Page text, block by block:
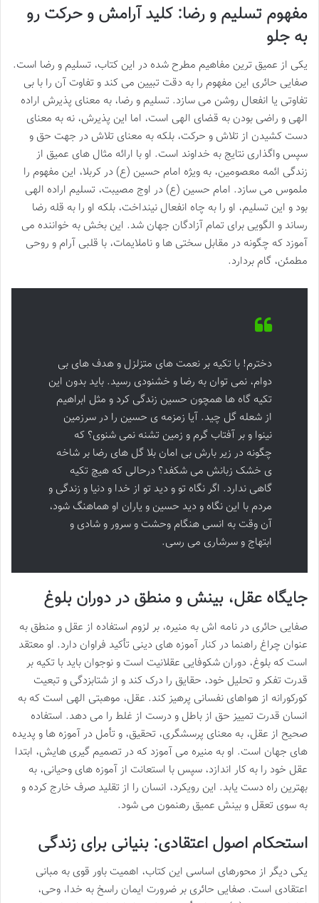
مفهوم تسلیم و رضا: کلید آرامش و حرکت رو
به جلو
یکی از عمیق ترین مفاهیم مطرح شده در این کتاب، تسلیم و رضا است.
صفایی حائری این مفهوم را به دقت تبیین می کند و تفاوت آن را با بی
تفاوتی یا انفعال روشن می سازد. تسلیم و رضا، به معنای پذیرش اراده
الهی و راضی بودن به قضای الهی است، اما این پذیرش، نه به معنای
دست کشیدن از تلاش و حرکت، بلکه به معنای تلاش در جهت حق و
سپس واگذاری نتایج به خداوند است. او با ارائه مثال های عمیق از
زندگی ائمه معصومین، به ویژه امام حسین (ع) در کربلا، این مفهوم را
ملموس می سازد. امام حسین (ع) در اوج مصیبت، تسلیم اراده الهی
بود و این تسلیم، او را به چاه انفعال نینداخت، بلکه او را به قله رضا
رساند و الگویی برای تمام آزادگان جهان شد. این بخش به خواننده می
آموزد که چگونه در مقابل سختی ها و ناملایمات، با قلبی آرام و روحی
مطمئن، گام بردارد.
دخترم! با تکیه بر نعمت های متزلزل و هدف های بی
دوام، نمی توان به رضا و خشنودی رسید. باید بدون این
تکیه گاه ها همچون حسین زندگی کرد و مثل ابراهیم
از شعله گل چید. آیا زمزمه ی حسین را در سرزمین
نینوا و بر آفتاب گرم و زمین تشنه نمی شنوی؟ که
چگونه در زیر بارش بی امان بلا گل های رضا بر شاخه
ی خشک زبانش می شکفد؟ درحالی که هیچ تکیه
گاهی ندارد. اگر نگاه تو و دید تو از خدا و دنیا و زندگی و
مردم با این نگاه و دید حسین و یاران او هماهنگ شود،
آن وقت به انسی هنگام وحشت و سرور و شادی و
ابتهاج و سرشاری می رسی.
جایگاه عقل، بینش و منطق در دوران بلوغ
صفایی حائری در نامه اش به منیره، بر لزوم استفاده از عقل و منطق به
عنوان چراغ راهنما در کنار آموزه های دینی تأکید فراوان دارد. او معتقد
است که بلوغ، دوران شکوفایی عقلانیت است و نوجوان باید با تکیه بر
قدرت تفکر و تحلیل خود، حقایق را درک کند و از شتابزدگی و تبعیت
کورکورانه از هواهای نفسانی پرهیز کند. عقل، موهبتی الهی است که به
انسان قدرت تمییز حق از باطل و درست از غلط را می دهد. استفاده
صحیح از عقل، به معنای پرسشگری، تحقیق، و تأمل در آموزه ها و پدیده
های جهان است. او به منیره می آموزد که در تصمیم گیری هایش، ابتدا
عقل خود را به کار اندازد، سپس با استعانت از آموزه های وحیانی، به
بهترین راه دست یابد. این رویکرد، انسان را از تقلید صرف خارج کرده و
به سوی تعقل و بینش عمیق رهنمون می شود.
استحکام اصول اعتقادی: بنیانی برای زندگی
یکی دیگر از محورهای اساسی این کتاب، اهمیت باور قوی به مبانی
اعتقادی است. صفایی حائری بر ضرورت ایمان راسخ به خدا، وحی،